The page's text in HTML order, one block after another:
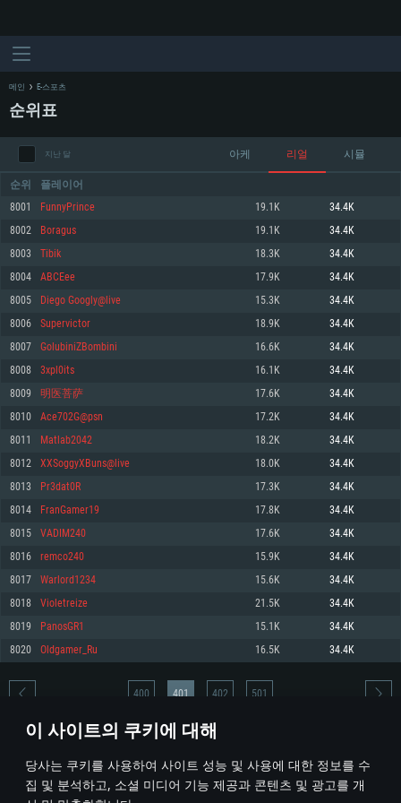
이 사이트의 쿠키에 대해
당사는 쿠키를 사용하여 사이트 성능 및 사용에 대한 정보를 수
집 및 분석하고, 소셜 미디어 기능 제공과 콘텐츠 및 광고를 개
시스템 요구사항
최소사양
운영체제: Windows 10 (64 bit)
프로세서: 2.2 GHz 듀얼코어 이상
메모리: 4GB
그래픽 카드: DirectX 11 이상을 지원하는 AMD Radeon 77XX / NVIDIA
GeForce GT 660. 최소 사양 해상도: 720p
네트워크: 브로드밴드 인터넷
여유 저장 공간: 22.1 GB (최소 클라이언트)
권장 사양
570 혹은 그 이상
여유 저장 공간: 62.2 GB (전체 클라이언트)
최소사양
운영체제: Mac OS Big Sur 11.0
프로세서: 최소 2.2 GHz의 Core i5 (Intel Xeon 은 지원하지 않습니다)
메모리: 6 GB
그래픽 카드: Metal 을 지원하는 Intel Iris Pro 5200 (Mac), 혹은 이와 비슷한 성
능을 가지는 Mac 버전의 AMD/Nvidia. 최소 해상도: 720p
네트워크: 브로드밴드 인터넷
여유 저장 공간: 22.1 GB (최소 클라이언트)
권장 사양
네트워크: 브로드밴드 인터넷
여유 저장 공간: 62.2 GB (전체 클라이언트)
최소사양
운영체제: 64bit Linux 중 최신 버전
프로세서: 2.4 GHz 듀얼코어
메모리: 4 GB
그래픽 카드: Vulkan 을 지원하고, 최신 그래픽 드라이버를 지원하는 NVIDIA
660 (6개월 미만) 혹은 그와 동급의 성능을 가지며 최신 그래픽 드라이버를 지
원하는 AMD (6개월 미만; 최소사양 지원 해상도 720p)
네트워크: 브로드밴드 인터넷
여유 저장 공간: 22.1 GB (최소 클라이언트)
권장 사양
운영체제: Ubuntu 20.04 64bit
프로세서: Intel Core i7
메모리: 16 GB
그래픽 카드: Vulkan 을 지원하고, 최신 그래픽 드라이버를 지원하는 NVIDIA
1060 (6개월 미만) 혹은 그와 동급의 성능을 가지며 최신 그래픽 드라이버를
지원하는 AMD RX 570 (6개월 미만; 최소사양 지원 해상도 720p) 이상
여유 저장 공간: 62.2 GB (전체 클라이언트)
메인 E-스포츠
순위표
지난 달 아케 리얼 시뮬
순위 플레이어
8001 FunnyPrince 19.1K 34.4K
8002 Boragus 19.1K 34.4K
8003 Tibik 18.3K 34.4K
8004 ABCEee 17.9K 34.4K
8005 Diego Googly@live 15.3K 34.4K
8006 Supervictor 18.9K 34.4K
8007 GolubiniZBombini 16.6K 34.4K
8008 3xpl0its 16.1K 34.4K
8009 明医菩萨 17.6K 34.4K
8010 Ace702G@psn 17.2K 34.4K
8011 Matlab2042 18.2K 34.4K
8012 XXSoggyXBuns@live 18.0K 34.4K
8013 Pr3dat0R 17.3K 34.4K
8014 FranGamer19 17.8K 34.4K
8015 VADIM240 17.6K 34.4K
8016 remco240 15.9K 34.4K
8017 Warlord1234 15.6K 34.4K
8018 Violetreize 21.5K 34.4K
8019 PanosGR1 15.1K 34.4K
8020 Oldgamer_Ru 16.5K 34.4K
* 순위표는 매일 1회 갱신됩니다
400 401 402 501